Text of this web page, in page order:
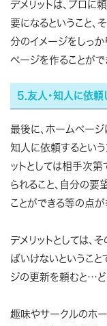
デメリットは、プロに
要になるということ、
分のイメージをしっ
ページを作ることがで
5.友人・知人に依頼
最後に、ホームページ
知人に依頼するという
ットとしては相手次第
られること、自分の要
ことができる等の点が
デメリットとしては、
ばいけないというこ
ジの更新を頼むと…ど
趣味やサークルのホ